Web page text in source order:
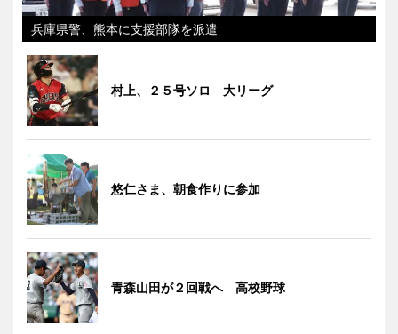
兵庫県警、熊本に支援部隊を派遣
村上、２５号ソロ 大リーグ
悠仁さま、朝食作りに参加
青森山田が２回戦へ 高校野球